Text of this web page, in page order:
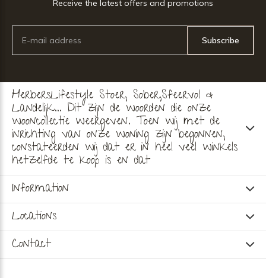
Receive the latest offers and promotions
Subscribe
HerbersLifestyle Stoer, Sober,Sfeervol &
Landelijk... Dit zijn de woorden die onze
wooncollectie weergeven. Toen wij met de
inrichting van onze woning zijn begonnen,
constateerden wij dat er in heel veel winkels
hetzelfde te koop is en dat
Information
Locations
Contact